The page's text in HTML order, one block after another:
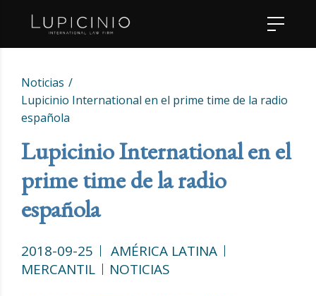
Noticias
Lupicinio International en el prime time de la radio
española
Lupicinio International en el
prime time de la radio
española
2018-09-25
AMÉRICA LATINA
MERCANTIL
NOTICIAS